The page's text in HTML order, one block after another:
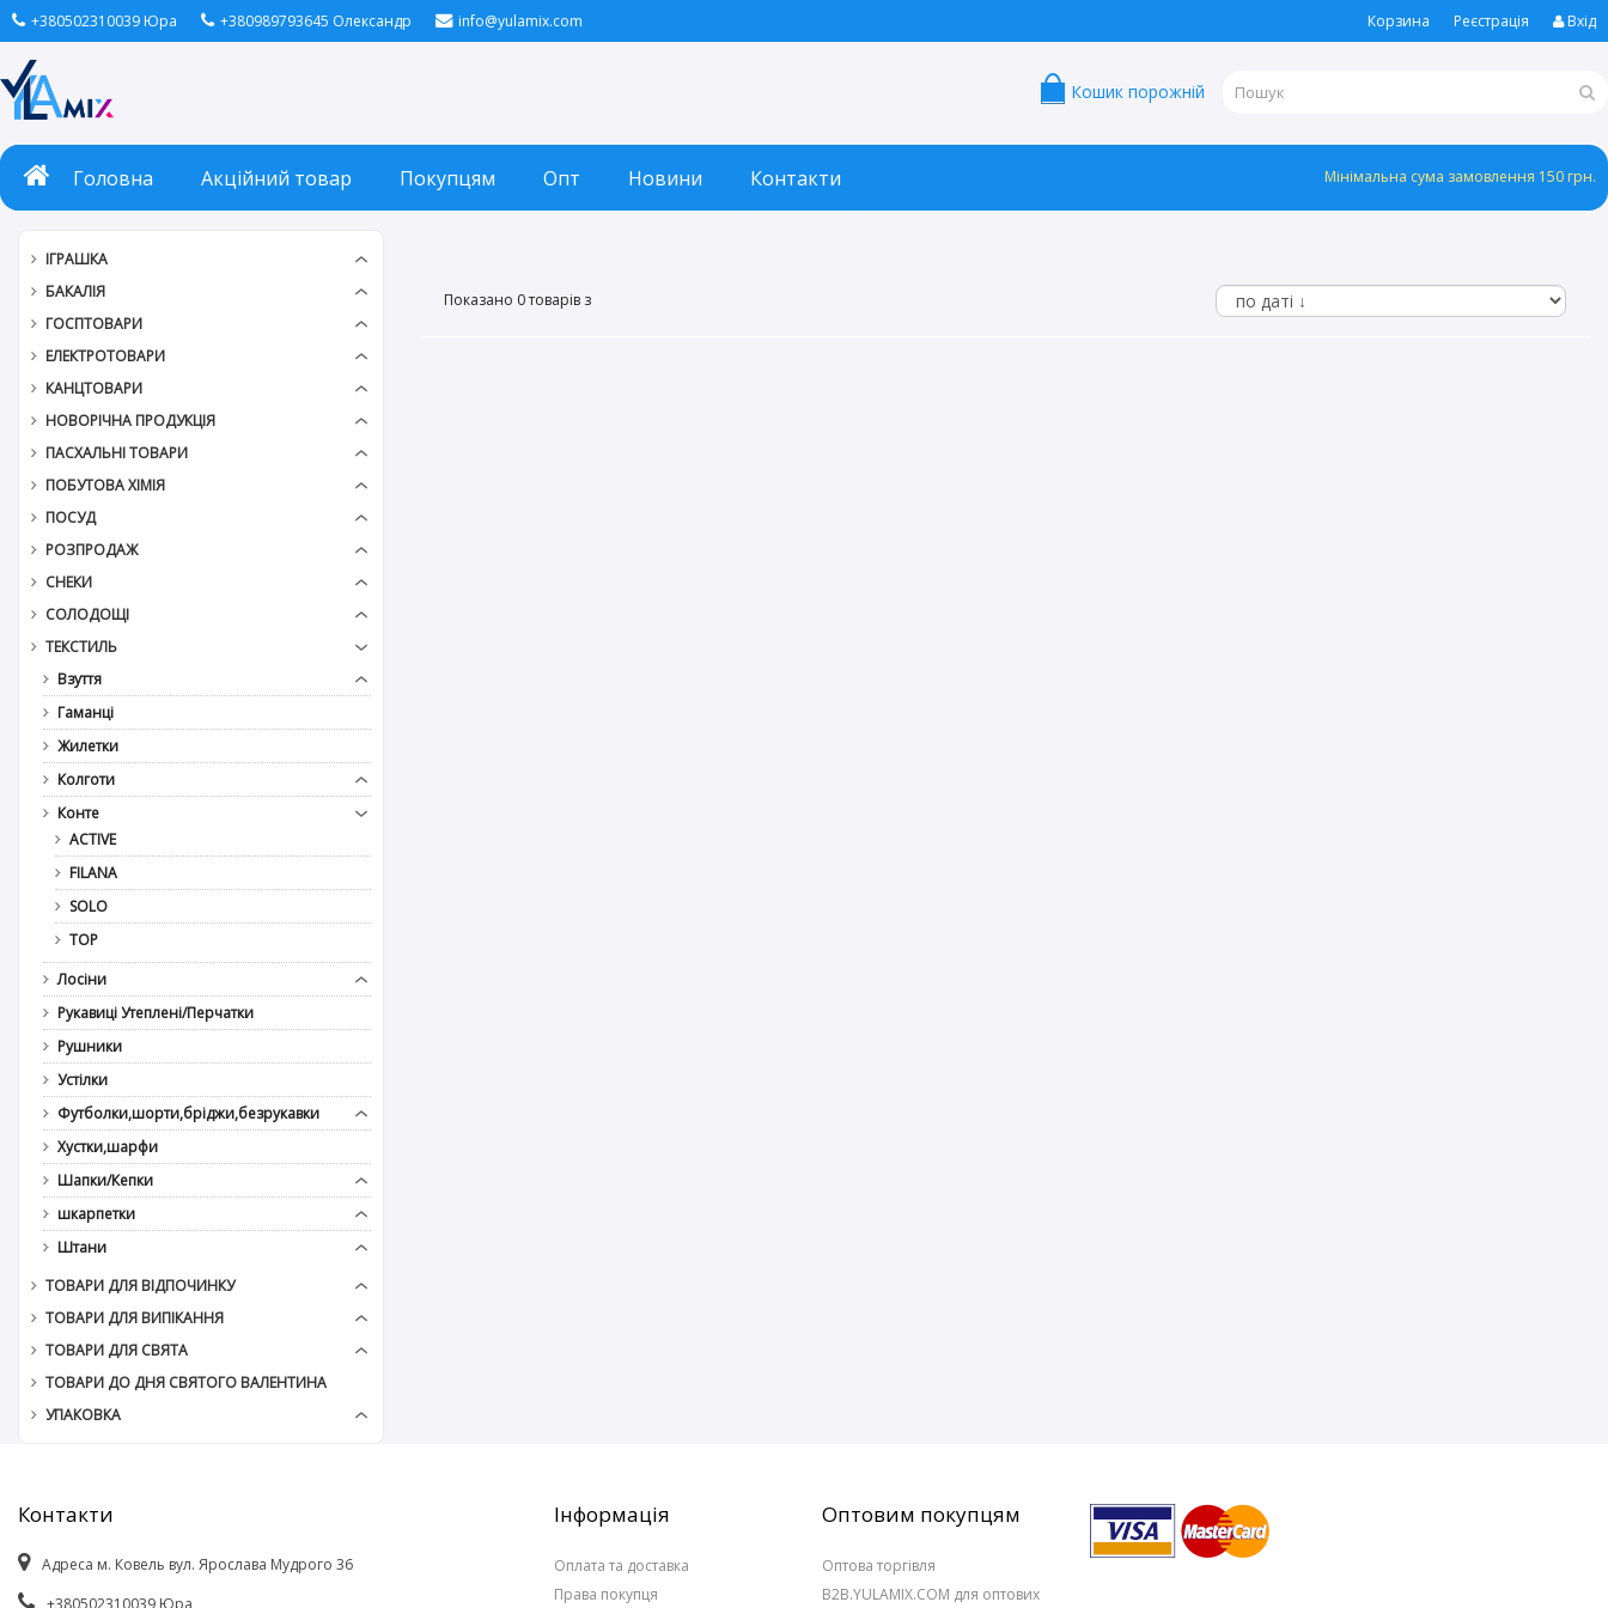
+380502310039 Юра +380989793645 Олександр info@yulamix.com Корзина Реєстрація Вхід
Кошик порожній
Головна Акційний товар Покупцям Опт Новини Контакти Мінімальна сума замовлення 150 грн.
ІГРАШКА
БАКАЛІЯ
ГОСПТОВАРИ
ЕЛЕКТРОТОВАРИ
КАНЦТОВАРИ
НОВОРІЧНА ПРОДУКЦІЯ
ПАСХАЛЬНІ ТОВАРИ
ПОБУТОВА ХІМІЯ
ПОСУД
РОЗПРОДАЖ
СНЕКИ
СОЛОДОЩІ
ТЕКСТИЛЬ
Взуття
Гаманці
Жилетки
Колготи
Конте
ACTIVE
FILANA
SOLO
TOP
Лосіни
Рукавиці Утеплені/Перчатки
Рушники
Устілки
Футболки,шорти,бріджи,безрукавки
Хустки,шарфи
Шапки/Кепки
шкарпетки
Штани
ТОВАРИ ДЛЯ ВІДПОЧИНКУ
ТОВАРИ ДЛЯ ВИПІКАННЯ
ТОВАРИ ДЛЯ СВЯТА
ТОВАРИ ДО ДНЯ СВЯТОГО ВАЛЕНТИНА
УПАКОВКА
Показано 0 товарів з
Контакти
Адреса м. Ковель вул. Ярослава Мудрого 36
+380502310039 Юра
Інформація
Оплата та доставка
Права покупця
Оптовим покупцям
Оптова торгівля
B2B.YULAMIX.COM для оптових